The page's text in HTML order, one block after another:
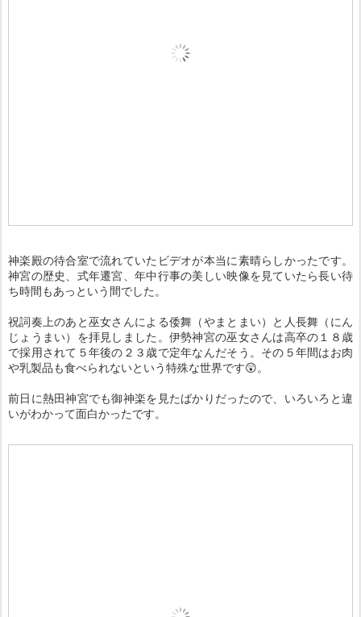
神楽殿の待合室で流れていたビデオが本当に素晴らしかったです。
神宮の歴史、式年遷宮、年中行事の美しい映像を見ていたら長い待
ち時間もあっという間でした。
祝詞奏上のあと巫女さんによる倭舞（やまとまい）と人長舞（にん
じょうまい）を拝見しました。伊勢神宮の巫女さんは高卒の１８歳
で採用されて５年後の２３歳で定年なんだそう。その５年間はお肉
や乳製品も食べられないという特殊な世界です😲。
前日に熱田神宮でも御神楽を見たばかりだったので、いろいろと違
いがわかって面白かったです。